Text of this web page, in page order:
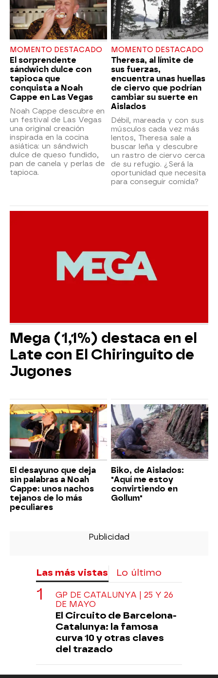
MOMENTO DESTACADO
El sorprendente
sándwich dulce con
tapioca que
conquista a Noah
Cappe en Las Vegas
Noah Cappe descubre en
un festival de Las Vegas
una original creación
inspirada en la cocina
asiática: un sándwich
dulce de queso fundido,
pan de canela y perlas de
tapioca.
MOMENTO DESTACADO
Theresa, al límite de
sus fuerzas,
encuentra unas huellas
de ciervo que podrían
cambiar su suerte en
Aislados
Débil, mareada y con sus
músculos cada vez más
lentos, Theresa sale a
buscar leña y descubre
un rastro de ciervo cerca
de su refugio. ¿Será la
oportunidad que necesita
para conseguir comida?
Mega (1,1%) destaca en el
Late con El Chiringuito de
Jugones
El desayuno que deja
sin palabras a Noah
Cappe: unos nachos
tejanos de lo más
peculiares
Biko, de Aislados:
"Aquí me estoy
convirtiendo en
Gollum"
Las más vistas Lo último
GP DE CATALUNYA | 25 Y 26
DE MAYO
El Circuito de Barcelona-
Catalunya: la famosa
curva 10 y otras claves
del trazado